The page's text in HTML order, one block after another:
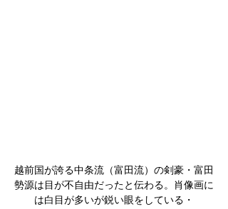
越前国が誇る中条流（富田流）の剣豪・富田
勢源は目が不自由だったと伝わる。肖像画に
は白目が多いが鋭い眼をしている・